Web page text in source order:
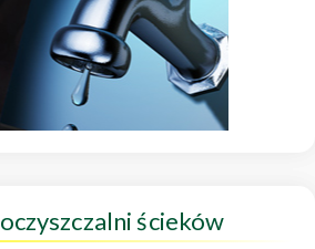
oczyszczalni ścieków